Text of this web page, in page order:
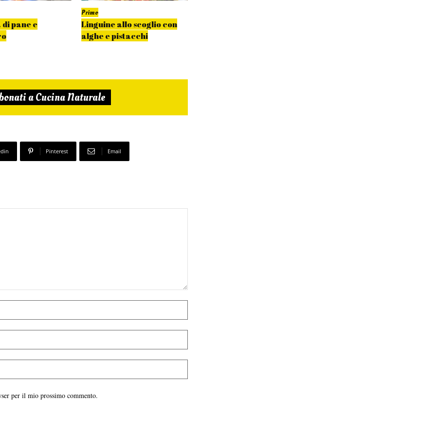
pane e
Primo
Linguine allo scoglio con
alghe e pistacchi
a Cucina Naturale
Pinterest Email
per il mio prossimo commento.